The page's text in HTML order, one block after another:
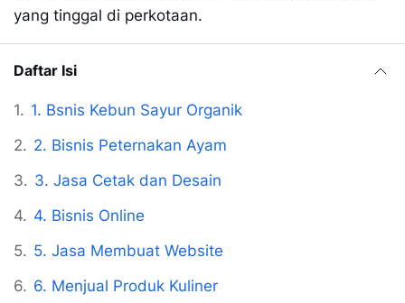
yang tinggal di perkotaan.
Daftar Isi
1. Bsnis Kebun Sayur Organik
2. Bisnis Peternakan Ayam
3. Jasa Cetak dan Desain
4. Bisnis Online
5. Jasa Membuat Website
6. Menjual Produk Kuliner